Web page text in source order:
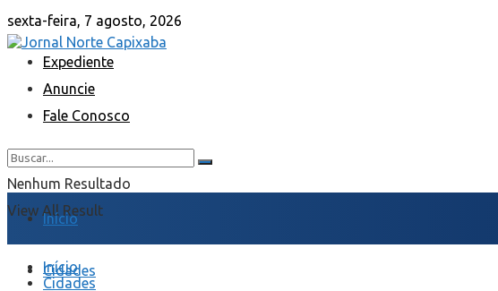
sexta-feira, 7 agosto, 2026
Expediente
Anuncie
Fale Conosco
Nenhum Resultado
View All Result
Início
Cidades
Início
Cidades